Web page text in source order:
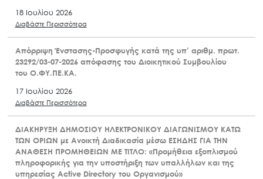
18 Ιουλίου 2026
Διαβάστε Περισσότερα
Απόρριψη Ένστασης-Προσφυγής κατά της υπ’ αριθμ. πρωτ.
23292/03-07-2026 απόφασης του Διοικητικού Συμβουλίου
του Ο.ΦΥ.ΠΕ.ΚΑ.
17 Ιουλίου 2026
Διαβάστε Περισσότερα
ΔΙΑΚΗΡΥΞΗ ΔΗΜΟΣΙΟΥ ΗΛΕΚΤΡΟΝΙΚΟΥ ΔΙΑΓΩΝΙΣΜΟΥ ΚΑΤΩ
ΤΩΝ ΟΡΙΩΝ με Ανοικτή Διαδικασία μέσω ΕΣΗΔΗΣ ΓΙΑ ΤΗΝ
ΑΝΑΘΕΣΗ ΠΡΟΜΗΘΕΙΩΝ ΜΕ ΤΙΤΛΟ: «Προμήθεια εξοπλισμού
πληροφορικής για την υποστήριξη των υπαλλήλων και της
υπηρεσίας Active Directory του Οργανισμού»